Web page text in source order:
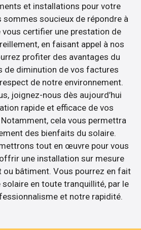
et installations pour votre
sommes soucieux de répondre à
certifier une prestation de
en faisant appel à nos
profiter des avantages du
de diminution de vos factures
de notre environnement.
joignez-nous dès aujourd’hui
rapide et efficace de vos
cela vous permettra
des bienfaits du solaire.
tout en œuvre pour vous
une installation sur mesure
ou bâtiment. Vous pourrez en fait
solaire en toute tranquillité, par le
et notre rapidité.